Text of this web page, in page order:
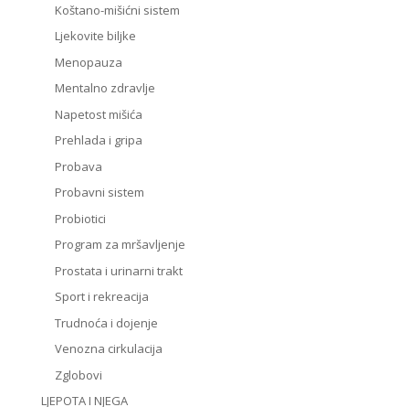
Koštano-mišićni sistem
Ljekovite biljke
Menopauza
Mentalno zdravlje
Napetost mišića
Prehlada i gripa
Probava
Probavni sistem
Probiotici
Program za mršavljenje
Prostata i urinarni trakt
Sport i rekreacija
Trudnoća i dojenje
Venozna cirkulacija
Zglobovi
LJEPOTA I NJEGA